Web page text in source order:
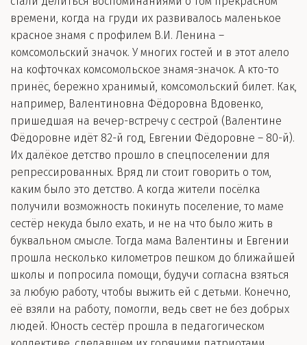
времени, когда на груди их развивалось маленькое
красное знамя с профилем В.И. Ленина –
комсомольский значок. У многих гостей и в этот алело
на кофточках комсомольское знамя-значок. А кто-то
принёс, бережно хранимый, комсомольский билет. Как,
например, Валентиновна Фёдоровна Вдовенко,
пришедшая на вечер-встречу с сестрой (Валентине
Фёдоровне идёт 82-й год, Евгении Фёдоровне – 80-й).
Их далёкое детство прошло в спецпоселении для
репрессированных. Вряд ли стоит говорить о том,
каким было это детство. А когда жители посёлка
получили возможность покинуть поселение, то маме
сестёр некуда было ехать, и не на что было жить в
буквальном смысле. Тогда мама Валентины и Евгении
прошла несколько километров пешком до ближайшей
школы и попросила помощи, будучи согласна взяться
за любую работу, чтобы выжить ей с детьми. Конечно,
её взяли на работу, помогли, ведь свет не без добрых
людей. Юность сестёр прошла в педагогическом